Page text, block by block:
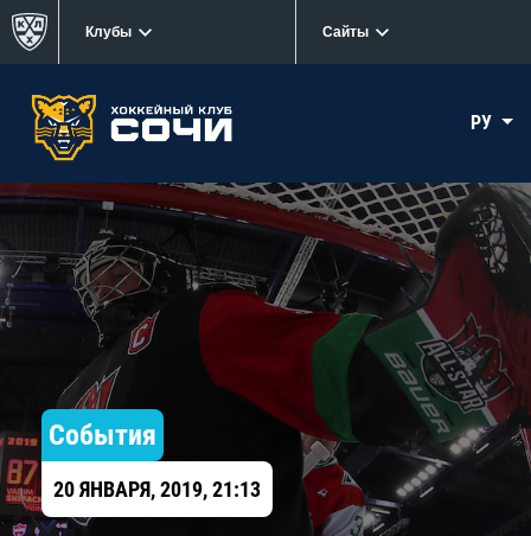
Клубы Сайты
РУ
События
20 ЯНВАРЯ, 2019, 21:13